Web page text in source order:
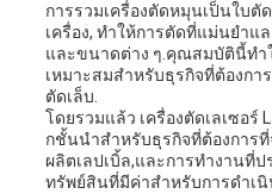
การรวมเครื่องตัดหมุนเป็นใบตั
เครื่อง, ทําให้การตัดที่แม่นยํา
และขนาดต่าง ๆ.คุณสมบัตินี้ทําใ
เหมาะสมสําหรับธุรกิจที่ต้องก
ตัดเล็บ.
โดยรวมแล้ว เครื่องตัดเลเซอร์
กชั้นนําสําหรับธุรกิจที่ต้องการ
ผลิตเลปเบิ้ล,และการทํางานที่
ทรัพย์สินที่มีค่าสําหรับการดําเ